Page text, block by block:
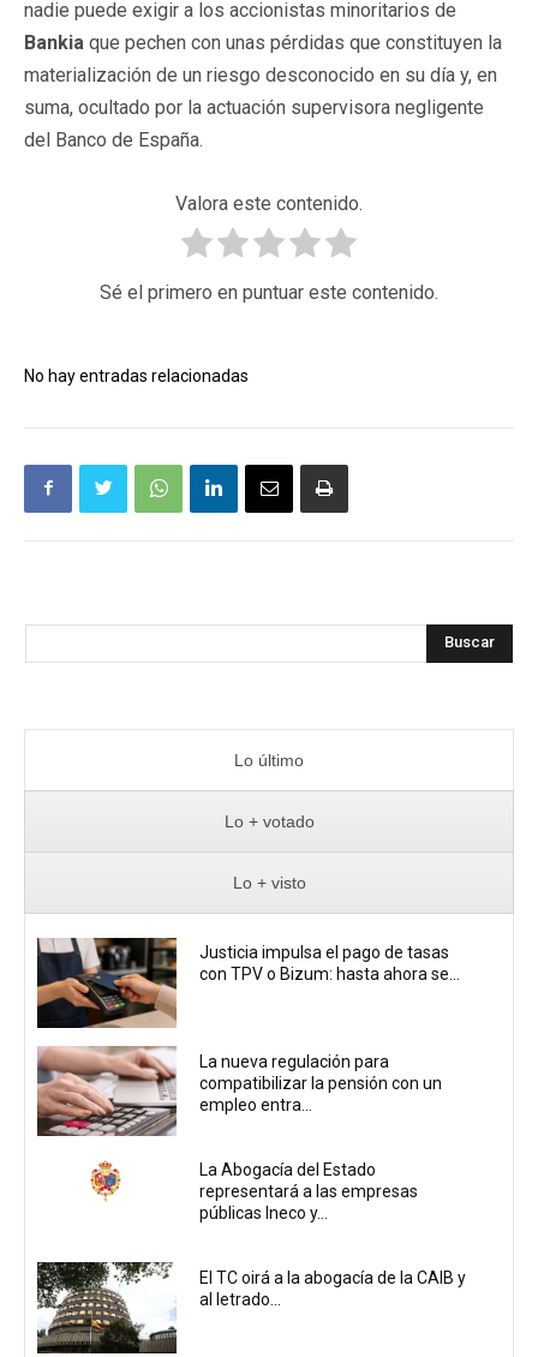
nadie puede exigir a los accionistas minoritarios de
Bankia que pechen con unas pérdidas que constituyen la
materialización de un riesgo desconocido en su día y, en
suma, ocultado por la actuación supervisora negligente
del Banco de España.
Valora este contenido.
Sé el primero en puntuar este contenido.
No hay entradas relacionadas
Buscar
Lo último
Lo + votado
Lo + visto
Justicia impulsa el pago de tasas
con TPV o Bizum: hasta ahora se...
La nueva regulación para
compatibilizar la pensión con un
empleo entra...
La Abogacía del Estado
representará a las empresas
públicas Ineco y...
El TC oirá a la abogacía de la CAIB y
al letrado...